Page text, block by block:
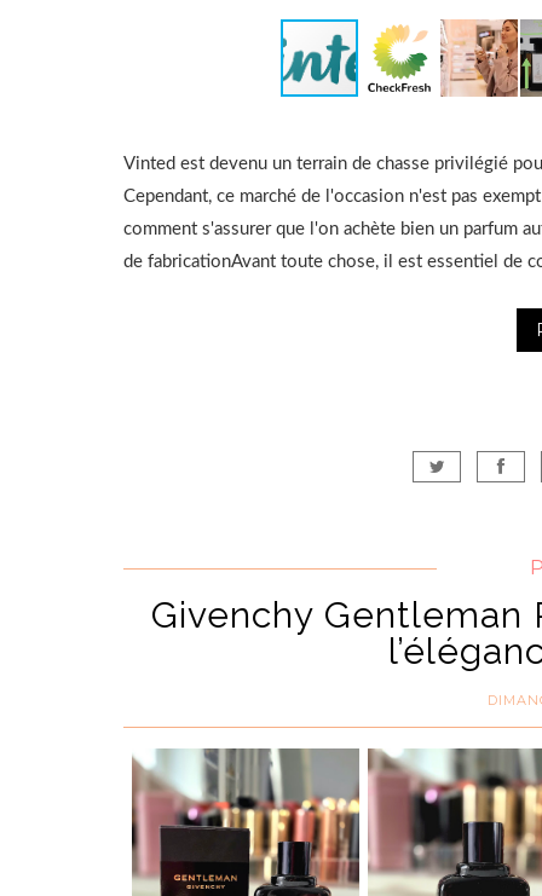
Vinted est devenu un terrain de chasse privilégié
Cependant, ce marché de l'occasion n'est pas
comment s'assurer que l'on achète bien un parfum
de fabricationAvant toute chose, il est essentiel de
Givenchy Gentleman